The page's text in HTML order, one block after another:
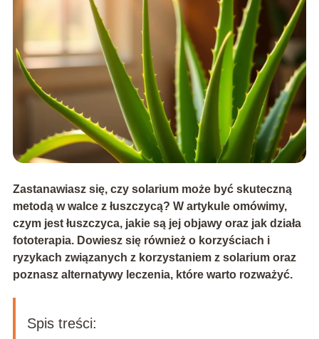
Zastanawiasz się, czy solarium może być skuteczną
metodą w walce z łuszczycą? W artykule omówimy,
czym jest łuszczyca, jakie są jej objawy oraz jak działa
fototerapia. Dowiesz się również o korzyściach i
ryzykach związanych z korzystaniem z solarium oraz
poznasz alternatywy leczenia, które warto rozważyć.
Spis treści: